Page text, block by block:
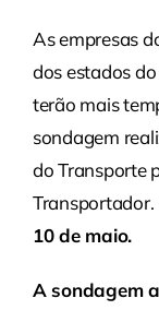
As empresas
dos estados
terão mais
sondagem
do Transporte
Transportador.
10 de maio.
A sondagem